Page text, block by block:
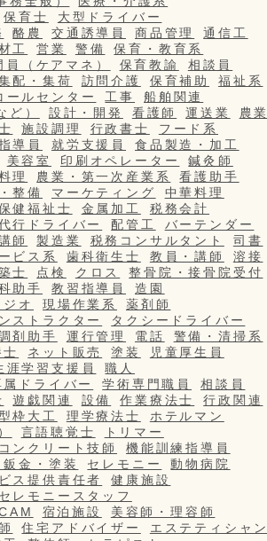
保育士
大型ドライバー
酪農 交通誘導員 商品管理
通信工
工
営業 警備
保育・教育系
（ケアマネ）
保育教諭
相談員
配・集荷
訪問介護 保育補助
福祉系
ールセンター
工事
船舶関連
ど）
設計・開発 看護師 運送業
農業
施設調理 行政書士
フード系
導員
就労支援員
食品製造・加工
美容室
印刷オペレーター
鍼灸師
理
農業・第一次産業系
看護助手
整備
マーケティング
中華料理
健福祉士
金属加工
税務会計
行ドライバー
配管工
バーテンダー
師
製造業 税務コンサルタント
司書
ビス系
歯科衛生士 教員・講師
溶接
士
点検 クロス
整骨院・接骨院受付
助手
教習指導員
造園
オ
現場作業系
薬剤師
ストラクター
タクシードライバー
剤助手
運行管理 電話
警備・清掃系
ネット販売 塗装
児童厚生員
涯学習支援員
職人
属ドライバー
学術専門職員
相談員
遊戯関連 設備 作業療法士
行政関連
枠大工
理学療法士
ホテルマン
言語聴覚士
トリマー
ンクリート技師
機能訓練指導員
金・塗装
セレモニー
動物病院
ス提供責任者
健康施設
レモニースタッフ
宿泊施設
美容師・理容師
住宅アドバイザー
エステティシャン